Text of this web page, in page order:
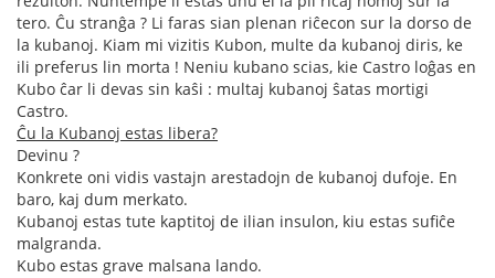
tero. Ĉu stranĝa ? Li faras sian plenan riĉecon sur la dorso de
la kubanoj. Kiam mi vizitis Kubon, multe da kubanoj diris, ke
ili preferus lin morta ! Neniu kubano scias, kie Castro loĝas en
Kubo ĉar li devas sin kaŝi : multaj kubanoj ŝatas mortigi
Castro.
Ĉu la Kubanoj estas libera?
Devinu ?
Konkrete oni vidis vastajn arestadojn de kubanoj dufoje. En
baro, kaj dum merkato.
Kubanoj estas tute kaptitoj de ilian insulon, kiu estas sufiĉe
malgranda.
Kubo estas grave malsana lando.